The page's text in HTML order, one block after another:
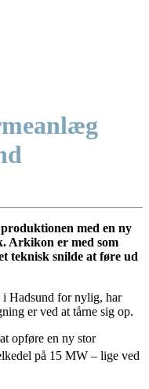
med en ny
Arkikon er med som
teknisk snilde at føre ud
Hadsund for nylig, har
er ved at tårne sig op.
opføre en ny stor
på 15 MW – lige ved